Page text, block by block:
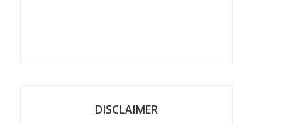
DISCLAIMER